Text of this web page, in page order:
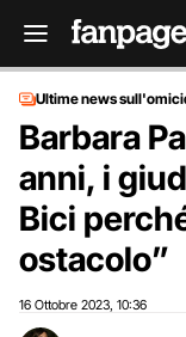
Ultime news
Barbara
anni, i
Bici
ostacolo”
16 Ottobre 2023 10:36